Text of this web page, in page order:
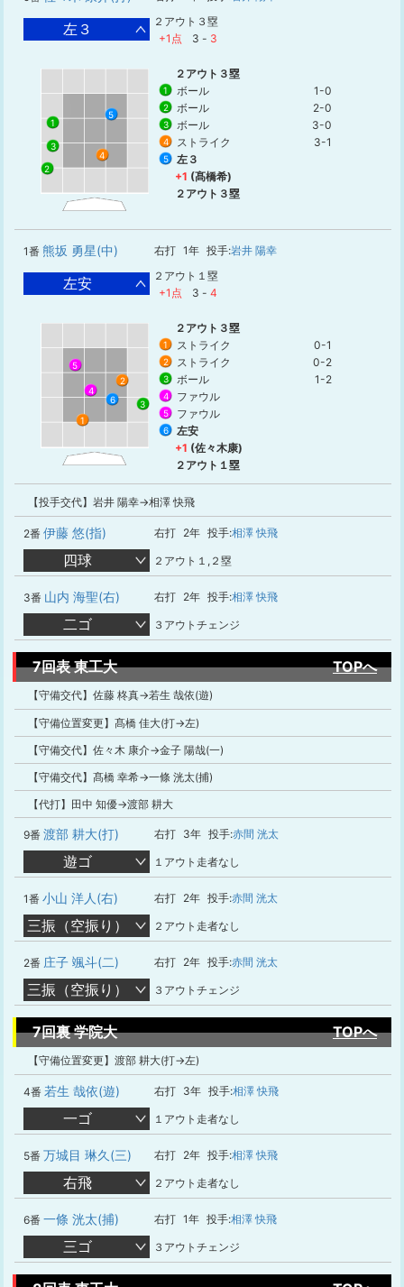
左３
２アウト３塁
+1点
3 - 3
1
2
3
4
5
２アウト３塁
1 ボール 1-0
2 ボール 2-0
3 ボール 3-0
4 ストライク 3-1
5
左３
+1 (髙橋希)
２アウト３塁
1番 熊坂 勇星(中) 右打 1年 投手:岩井 陽幸
左安
２アウト１塁
+1点
3 - 4
1
2
3
4
5
6
２アウト３塁
1 ストライク 0-1
2 ストライク 0-2
3 ボール 1-2
4 ファウル
5 ファウル
6
左安
+1 (佐々木康)
２アウト１塁
【投手交代】岩井 陽幸→相澤 快飛
2番 伊藤 悠(指) 右打 2年 投手:相澤 快飛
四球 ２アウト１,２塁
3番 山内 海聖(右) 右打 2年 投手:相澤 快飛
二ゴ ３アウトチェンジ
7回表 東工大 TOPへ
【守備交代】佐藤 柊真→若生 哉依(遊)
【守備位置変更】髙橋 佳大(打→左)
【守備交代】佐々木 康介→金子 陽哉(一)
【守備交代】髙橋 幸希→一條 洸太(捕)
【代打】田中 知優→渡部 耕大
9番 渡部 耕大(打) 右打 3年 投手:赤間 洸太
遊ゴ １アウト走者なし
1番 小山 洋人(右) 右打 2年 投手:赤間 洸太
三振（空振り） ２アウト走者なし
2番 庄子 颯斗(二) 右打 2年 投手:赤間 洸太
三振（空振り） ３アウトチェンジ
7回裏 学院大 TOPへ
【守備位置変更】渡部 耕大(打→左)
4番 若生 哉依(遊) 右打 3年 投手:相澤 快飛
一ゴ １アウト走者なし
5番 万城目 琳久(三) 右打 2年 投手:相澤 快飛
右飛 ２アウト走者なし
6番 一條 洸太(捕) 右打 1年 投手:相澤 快飛
三ゴ ３アウトチェンジ